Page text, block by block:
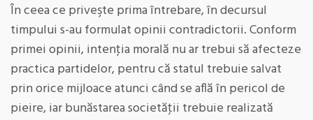
În ceea ce priveşte prima întrebare, în decursul
timpului s-au formulat opinii contradictorii. Conform
primei opinii, intenţia morală nu ar trebui să afecteze
practica partidelor, pentru că statul trebuie salvat
prin orice mijloace atunci când se află în pericol de
pieire, iar bunăstarea societăţii trebuie realizată